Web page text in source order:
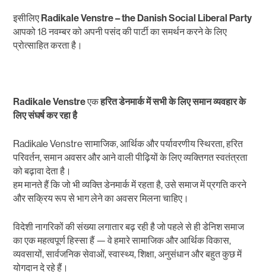
इसीलिए Radikale Venstre – the Danish Social Liberal Party
आपको 18 नवम्बर को अपनी पसंद की पार्टी का समर्थन करने के लिए
प्रोत्साहित करता है।
Radikale Venstreएकहरितडेनमार्कमेंसभीकेलिएसमानव्यवहारके
लिएसंघर्षकररहाहै
Radikale Venstre सामाजिक, आर्थिक और पर्यावरणीय स्थिरता, हरित
परिवर्तन, समान अवसर और आने वाली पीढ़ियों के लिए व्यक्तिगत स्वतंत्रता
को बढ़ावा देता है।
हम मानते हैं कि जो भी व्यक्ति डेनमार्क में रहता है, उसे समाज में प्रगति करने
और सक्रिय रूप से भाग लेने का अवसर मिलना चाहिए।
विदेशी नागरिकों की संख्या लगातार बढ़ रही है जो पहले से ही डेनिश समाज
का एक महत्वपूर्ण हिस्सा हैं — वे हमारे सामाजिक और आर्थिक विकास,
व्यवसायों, सार्वजनिक सेवाओं, स्वास्थ्य, शिक्षा, अनुसंधान और बहुत कुछ में
योगदान दे रहे हैं।